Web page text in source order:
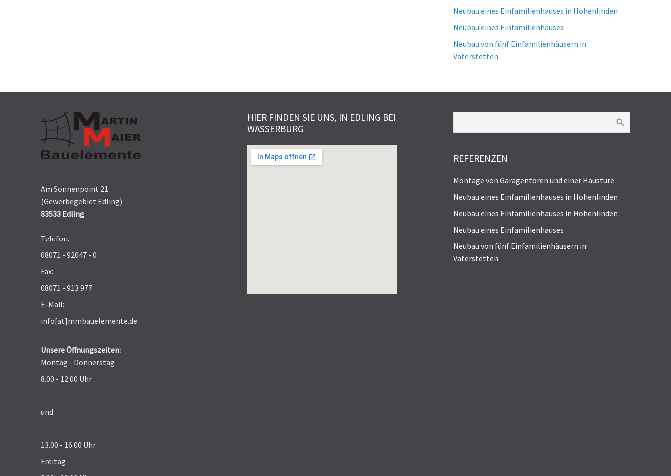
Neubau eines Einfamilienhauses in Hohenlinden
Neubau eines Einfamilienhauses
Neubau von fünf Einfamilienhäusern in
Vaterstetten
Am Sonnenpoint 21
(Gewerbegebiet Edling)
83533 Edling
Telefon:
08071 - 92047 - 0
Fax:
08071 - 913 977
E-Mail:
info[at]mmbauelemente.de
Unsere Öffnungszeiten:
Montag - Donnerstag
8.00 - 12.00 Uhr
und
13.00 - 16.00 Uhr
Freitag
HIER FINDEN SIE UNS, IN EDLING BEI
WASSERBURG
REFERENZEN
Montage von Garagentoren und einer Haustüre
Neubau eines Einfamilienhauses in Hohenlinden
Neubau eines Einfamilienhauses in Hohenlinden
Neubau eines Einfamilienhauses
Neubau von fünf Einfamilienhäusern in
Vaterstetten